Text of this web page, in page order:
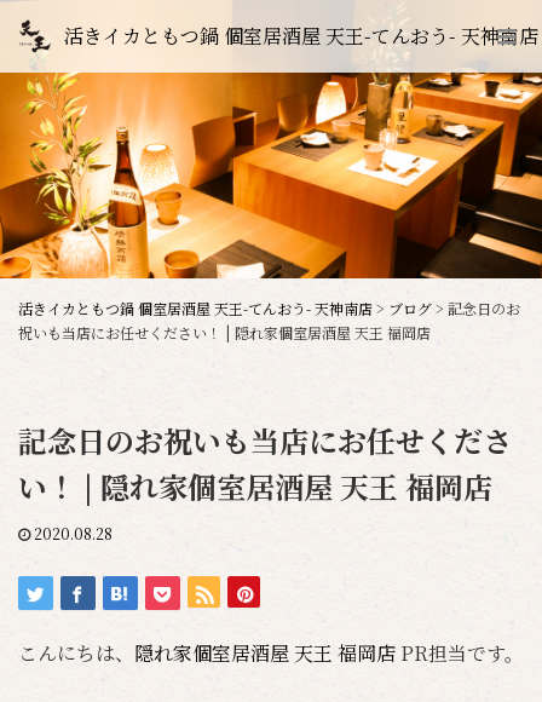
活きイカともつ鍋 個室居酒屋 天王-てんおう- 天神南店
活きイカともつ鍋 個室居酒屋 天王-てんおう- 天神南店> ブログ> 記念日のお
祝いも当店にお任せください！ | 隠れ家個室居酒屋 天王 福岡店
記念日のお祝いも当店にお任せくださ
い！ | 隠れ家個室居酒屋 天王 福岡店
2020.08.28
こんにちは、 隠れ家個室居酒屋 天王 福岡店 PR担当です。